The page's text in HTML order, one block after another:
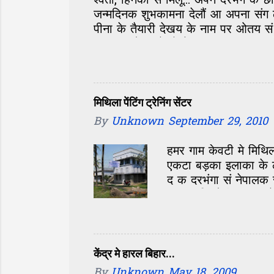
जन्मदिनक शुभकामना देलौं आ अपना संग
पीना के तैयारी देखय के नाम पर ओतय
ओतेक तैयारी- सामने अएलि त एकदम
हाए शेखर, केहन छी अहां? की सभ भ
लगलाह। लोक सभ सं परिचय होएत
मिथिला पेंटिंग ट्रेनिंग सेंटर
By Unknown September 29, 2010
हमर गाम केवटी मे
एकटा बड़का इलाका के
द क दरभंगा सं नेपालक
तक के छात्र एहि
एहि सेंटर के खोलय के शुभ
दास जी अखन 65 साल
आब 55 साल बाद फेर
केंद्र मे हारल बिहार...